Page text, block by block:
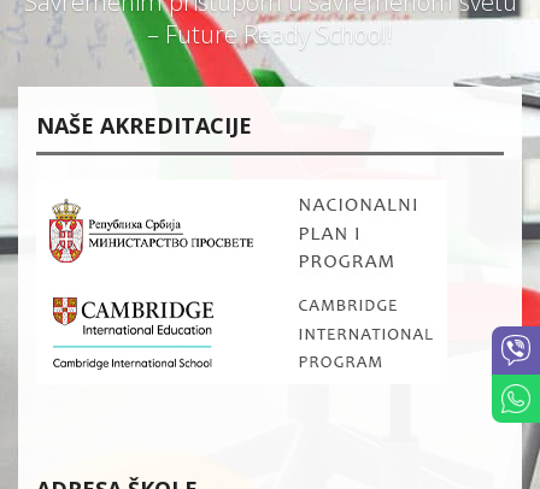
– Future Ready School!
NAŠE AKREDITACIJE